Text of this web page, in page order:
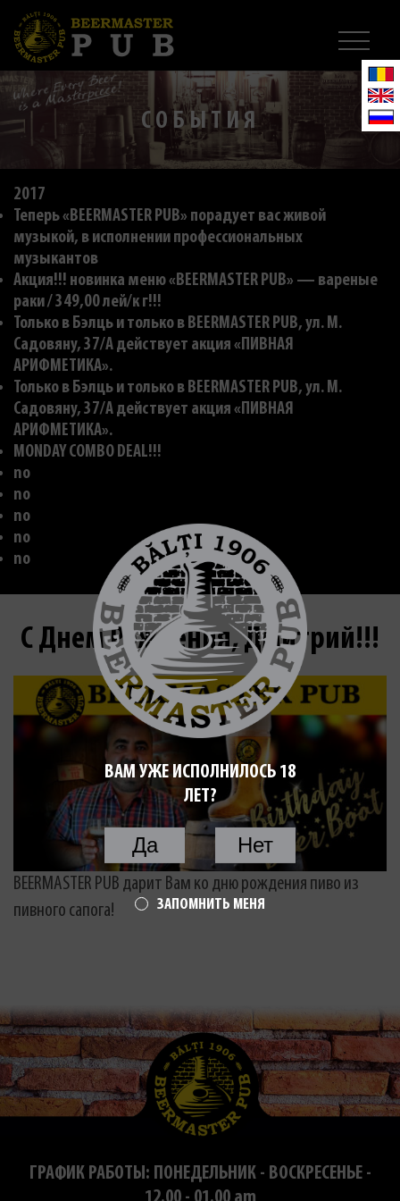
СОБЫТИЯ
2017
Теперь «BEERMASTER PUB» порадует вас живой
музыкой, в исполнении профессиональных
музыкантов
Акция!!! новинка меню «BEERMASTER PUB» — вареные
раки / 349,00 лей/к г!!!
Только в Бэлць и только в BEERMASTER PUB, ул. M.
Садовяну, 37/A действует акция «ПИВНАЯ
АРИФМЕТИКА».
Только в Бэлць и только в BEERMASTER PUB, ул. M.
Садовяну, 37/A действует акция «ПИВНАЯ
АРИФМЕТИКА».
MONDAY COMBO DEAL!!!
no
no
no
no
no
С Днем Рождения, Дмитрий!!!
BEERMASTER PUB дарит Вам ко дню рождения пиво из
пивного сапога!
ГРАФИК РАБОТЫ: ПОНЕДЕЛЬНИК - ВОСКРЕСЕНЬЕ -
ВАМ УЖЕ ИСПОЛНИЛОСЬ 18
ЛЕТ?
Да Нет
ЗАПОМНИТЬ МЕНЯ